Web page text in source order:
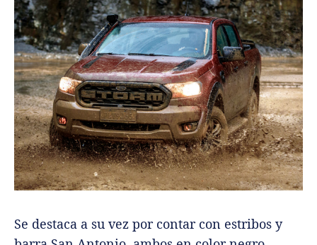
Se destaca a su vez por contar con estribos y